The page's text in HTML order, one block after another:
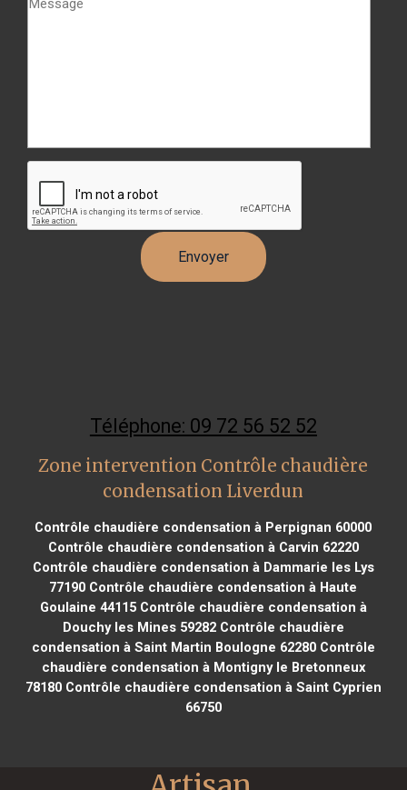
Téléphone: 09 72 56 52 52
Zone intervention Contrôle chaudière
condensation Liverdun
Contrôle chaudière condensation à Perpignan 60000
Contrôle chaudière condensation à Carvin 62220
Contrôle chaudière condensation à Dammarie les Lys
77190 Contrôle chaudière condensation à Haute
Goulaine 44115Contrôle chaudière condensation à
Douchy les Mines 59282Contrôle chaudière
condensation à Saint Martin Boulogne 62280Contrôle
chaudière condensation à Montigny le Bretonneux
78180Contrôle chaudière condensation à Saint Cyprien
66750